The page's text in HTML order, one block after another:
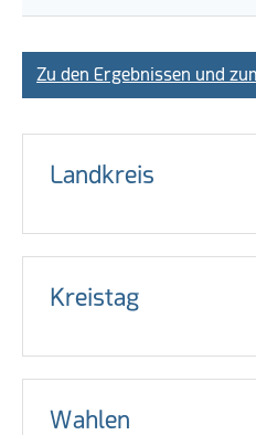
Zu den Ergebnissen und
Landkreis
Kreistag
Wahlen